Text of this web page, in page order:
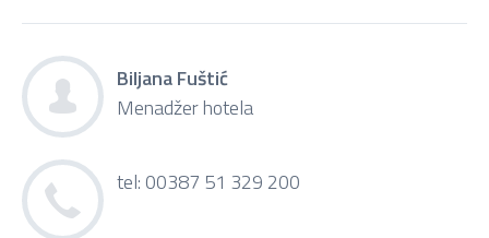
Biljana Fuštić
Menadžer hotela
tel: 00387 51 329 200